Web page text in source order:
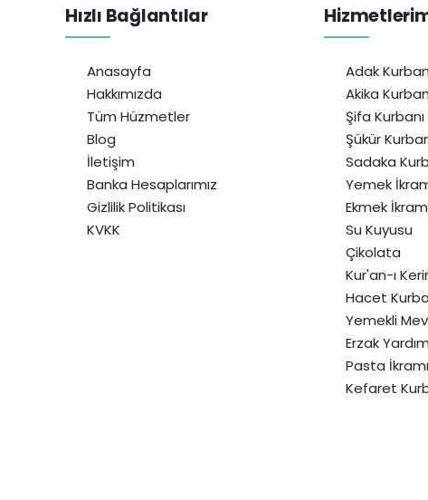
Hızlı Bağlantılar
Anasayfa
Hakkımızda
Tüm Hüzmetler
Blog
İletişim
Banka Hesaplarımız
Gizlilik Politikası
KVKK
Adak
Akika
Şifa Kurbanı
Şükür
Sadaka
Yemek
Ekmek
Su Kuyusu
Çikolata
Kur'an-ı
Hacet
Yemekli
Erzak
Pasta İkramı
Kefaret